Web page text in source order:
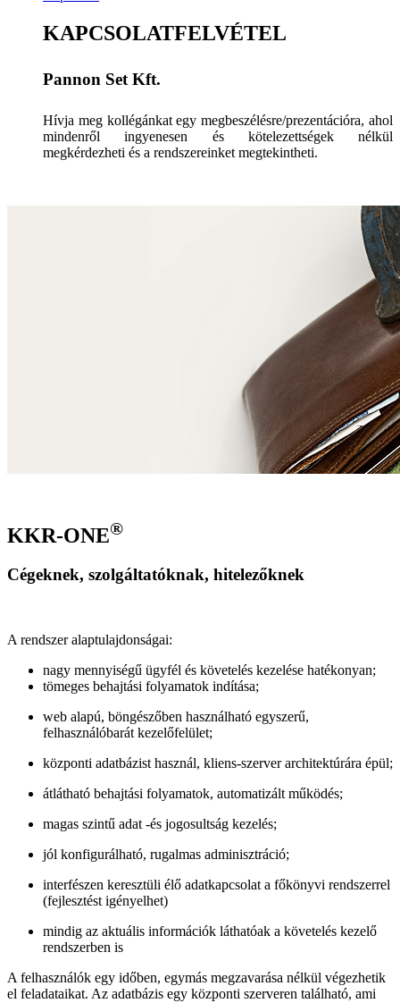
KAPCSOLATFELVÉTEL
Pannon Set Kft.
Hívja meg kollégánkat egy megbeszélésre/prezentációra, ahol
mindenről ingyenesen és kötelezettségek nélkül
megkérdezheti és a rendszereinket megtekintheti.
KKR-ONE®
Cégeknek, szolgáltatóknak, hitelezőknek
A rendszer alaptulajdonságai:
nagy mennyiségű ügyfél és követelés kezelése hatékonyan;
tömeges behajtási folyamatok indítása;
web alapú, böngészőben használható egyszerű,
felhasználóbarát kezelőfelület;
központi adatbázist használ, kliens-szerver architektúrára épül;
átlátható behajtási folyamatok, automatizált működés;
magas szintű adat -és jogosultság kezelés;
jól konfigurálható, rugalmas adminisztráció;
interfészen keresztüli élő adatkapcsolat a főkönyvi rendszerrel
(fejlesztést igényelhet)
mindig az aktuális információk láthatóak a követelés kezelő
rendszerben is
A felhasználók egy időben, egymás megzavarása nélkül végezhetik
el feladataikat. Az adatbázis egy központi szerveren található, ami